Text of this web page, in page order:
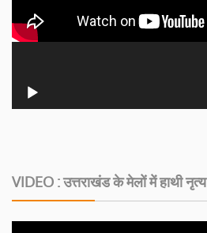
VIDEO : उत्तराखंड के मेलों में हाथी नृत्य